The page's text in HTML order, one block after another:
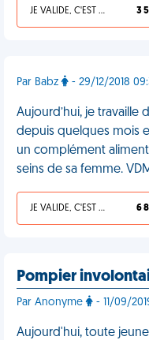
JE VALIDE, C'EST UNE VDM 3
Par Babz - 29/12/2018
Aujourd’hui, je
depuis quelques mois
un complément
seins de sa femme.
JE VALIDE, C'EST UNE VDM 6
Pompier
Par Anonyme - 11/09/
Aujourd'hui, toute